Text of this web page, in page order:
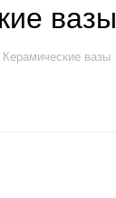
вазы
Керамические вазы